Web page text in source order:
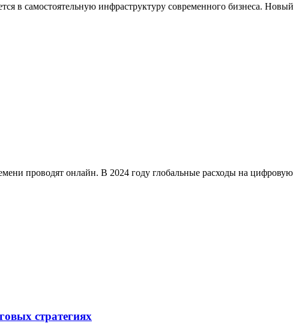
в самостоятельную инфраструктуру современного бизнеса. Новый
проводят онлайн. В 2024 году глобальные расходы на цифровую
стратегиях